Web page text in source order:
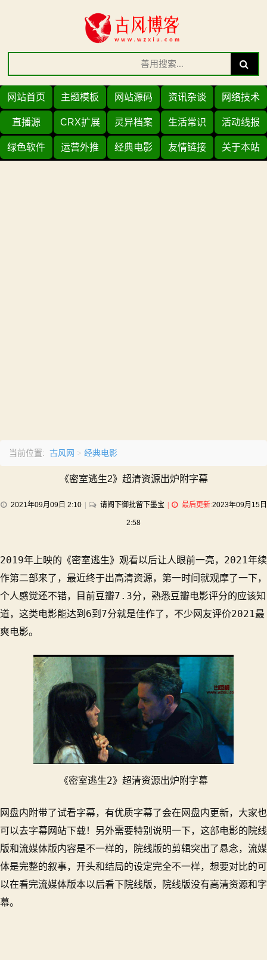
Search
for:
Search
网站首页 主题模板 网站源码 资讯杂谈 网络技术
直播源 CRX扩展 灵异档案 生活常识 活动线报
绿色软件 运营外推 经典电影 友情链接 关于本站
当前位置: 古风网 > 经典电影
《密室逃生2》超清资源出炉附字幕
2021年09月09日 2:10 请阁下御批留下墨宝on
生
超
清
附
字
幕
最后更新:2023年09月15日
2:58
2019年上映的《密室逃生》观看以后让人眼前一亮，2021年续
作第二部来了，最近终于出高清资源，第一时间就观摩了一下，
个人感觉还不错，目前豆瓣7.3分，熟悉豆瓣电影评分的应该知
道，这类电影能达到6到7分就是佳作了，不少网友评价2021最
爽电影。
《密室逃生2》超清资源出炉附字幕
网盘内附带了试看字幕，有优质字幕了会在网盘内更新，大家也
可以去字幕网站下载！ 另外需要特别说明一下，这部电影的院线
版和流媒体版内容是不一样的，院线版的剪辑突出了悬念，流媒
体是完整的叙事，开头和结局的设定完全不一样，想要对比的可
以在看完流媒体版本以后看下院线版，院线版没有高清资源和字
幕。